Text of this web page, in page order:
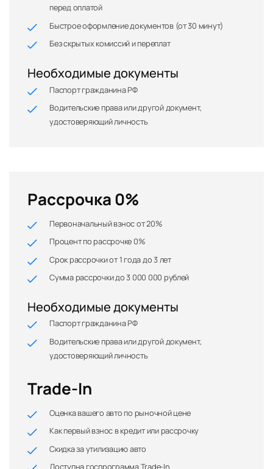
перед оплатой
Быстрое оформление документов (от 30 минут)
Без скрытых комиссий и переплат
Необходимые документы
Паспорт гражданина РФ
Водительские права или другой документ,
удостоверяющий личность
Рассрочка 0%
Первоначальный взнос от 20%
Процент по рассрочке 0%
Срок рассрочки от 1 года до 3 лет
Сумма рассрочки до 3 000 000 рублей
Необходимые документы
Паспорт гражданина РФ
Водительские права или другой документ,
удостоверяющий личность
Trade-In
Оценка вашего авто по рыночной цене
Как первый взнос в кредит или рассрочку
Скидка за утилизацию авто
Доступна госпрограмма Trade-In